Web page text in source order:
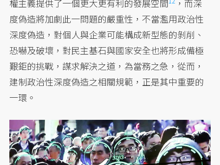
權主義提供了一個更大更有利的發展空間
，而深
度偽造將加劇此一問題的嚴重性，不當濫用政治性
深度偽造，對個人與企業可能構成新型態的剝削、
恐嚇及破壞，對民主基石與國家安全也將形成備極
艱鉅的挑戰，謀求解決之道，為當務之急，從而，
建制政治性深度偽造之相關規範，正是其中重要的
一環。